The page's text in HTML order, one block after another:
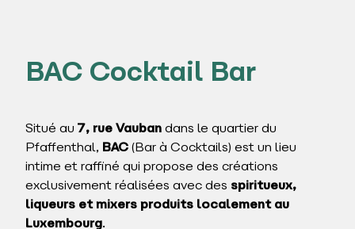
BAC Cocktail Bar
Situé au 7, rue Vauban dans le quartier du
Pfaffenthal, BAC (Bar à Cocktails) est un lieu
intime et raffiné qui propose des créations
exclusivement réalisées avec des spiritueux,
liqueurs et mixers produits localement au
Luxembourg.